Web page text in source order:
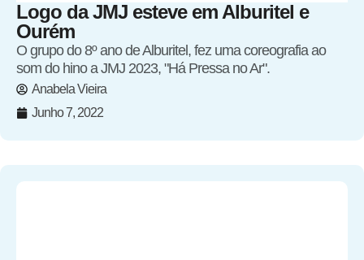
Logo da JMJ esteve em Alburitel e
Ourém
O grupo do 8º ano de Alburitel, fez uma coreografia ao
som do hino a JMJ 2023, "Há Pressa no Ar".
Anabela Vieira
Junho 7, 2022